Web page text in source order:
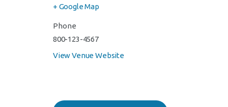
+ Google Map
Phone
800-123-4567
View Venue Website